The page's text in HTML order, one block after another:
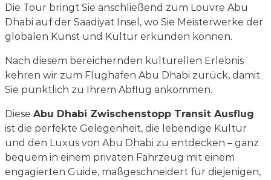
Die Tour bringt Sie anschließend zum Louvre Abu
Dhabi auf der Saadiyat Insel, wo Sie Meisterwerke der
globalen Kunst und Kultur erkunden können.
Nach diesem bereichernden kulturellen Erlebnis
kehren wir zum Flughafen Abu Dhabi zurück, damit
Sie pünktlich zu Ihrem Abflug ankommen.
Diese Abu Dhabi Zwischenstopp Transit Ausflug
ist die perfekte Gelegenheit, die lebendige Kultur
und den Luxus von Abu Dhabi zu entdecken – ganz
bequem in einem privaten Fahrzeug mit einem
engagierten Guide, maßgeschneidert für diejenigen,